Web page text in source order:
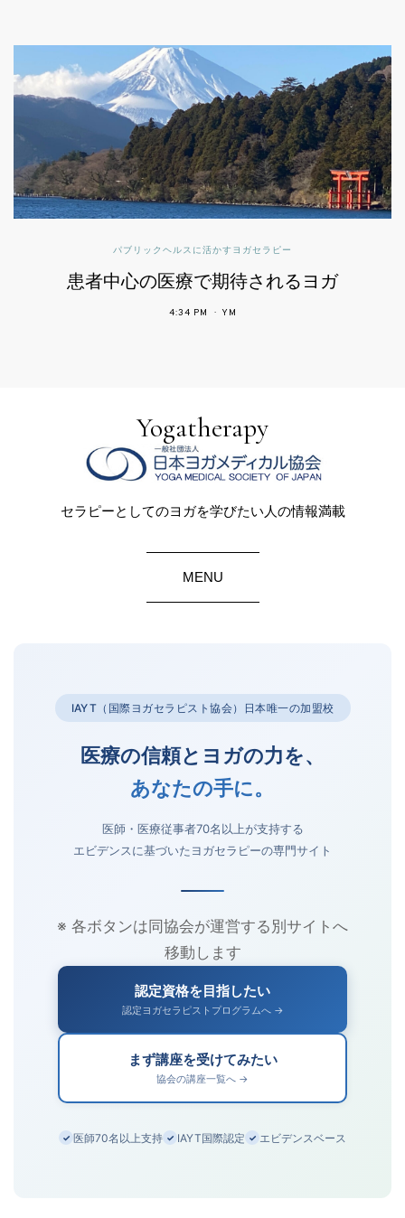
パブリックヘルスに活かすヨガセラピー
患者中心の医療で期待されるヨガ
4:34 PM YM
Yogatherapy
セラピーとしてのヨガを学びたい人の情報満載
MENU
IAYT（国際ヨガセラピスト協会）日本唯一の加盟校
医療の信頼とヨガの力を、
あなたの手に。
医師・医療従事者70名以上が支持する
エビデンスに基づいたヨガセラピーの専門サイト
※ 各ボタンは同協会が運営する別サイトへ
移動します
認定資格を目指したい
認定ヨガセラピストプログラムへ →
まず講座を受けてみたい
協会の講座一覧へ →
✓ 医師70名以上支持 ✓ IAYT国際認定 ✓ エビデンスベース